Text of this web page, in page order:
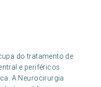
do tratamento de
e periféricos
A Neurocirurgia